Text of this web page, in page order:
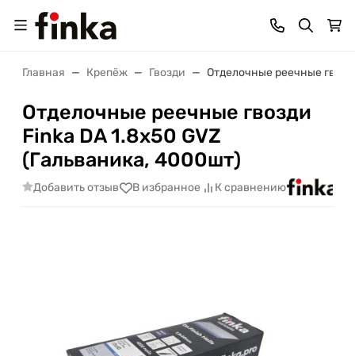
Главная Крепёж Гвозди Отделочные реечные
Отделочные реечные гвозди
Finka DA 1.8x50 GVZ
(Гальваника, 4000шт)
Добавить отзыв В избранное К сравнению